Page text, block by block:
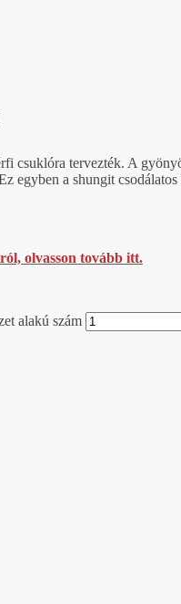
csuklóra tervezték. A
egyben a shungit
olvasson tovább itt.
alakú szám